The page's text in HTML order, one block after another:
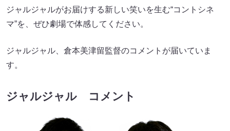
ジャルジャルがお届けする新しい笑いを生む“コントシネ
マ”を、ぜひ劇場で体感してください。
ジャルジャル、倉本美津留監督のコメントが届いていま
す。
ジャルジャル コメント